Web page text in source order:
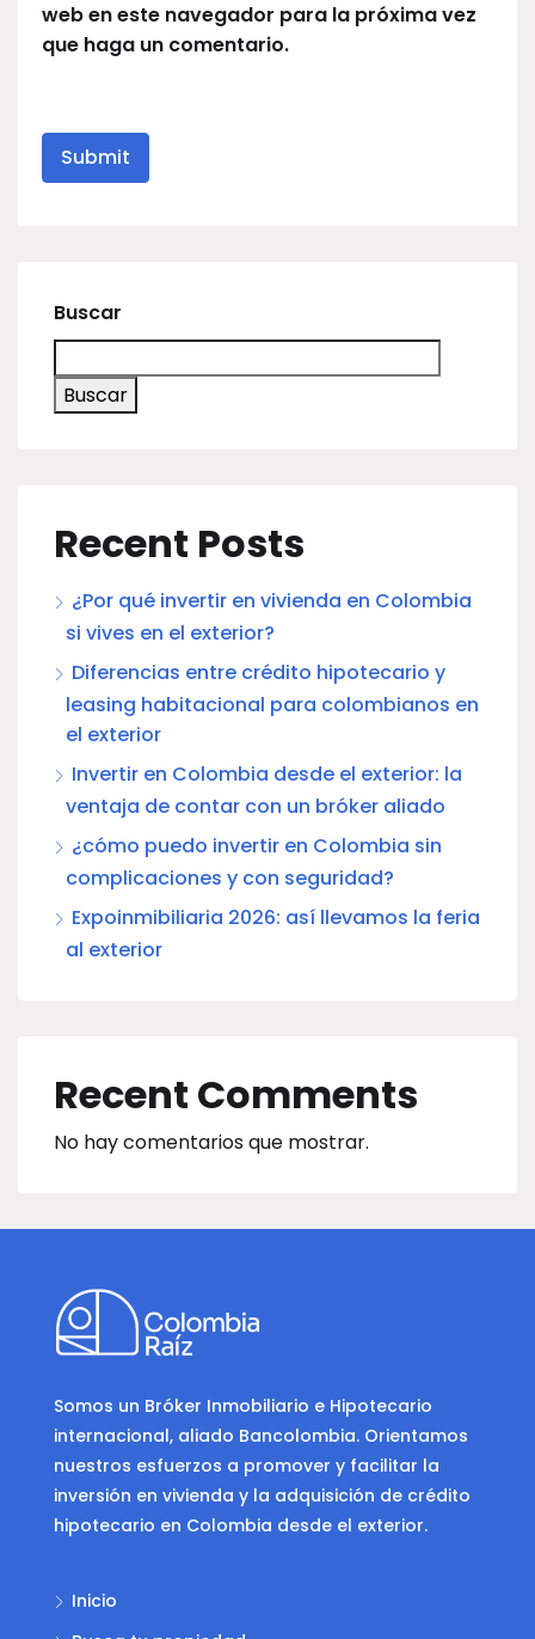
web en este navegador para la próxima vez
que haga un comentario.
Buscar
Buscar
Recent Posts
¿Por qué invertir en vivienda en Colombia
si vives en el exterior?
Diferencias entre crédito hipotecario y
leasing habitacional para colombianos en
el exterior
Invertir en Colombia desde el exterior: la
ventaja de contar con un bróker aliado
¿cómo puedo invertir en Colombia sin
complicaciones y con seguridad?
Expoinmibiliaria 2026: así llevamos la feria
al exterior
Recent Comments
No hay comentarios que mostrar.
Somos un Bróker Inmobiliario e Hipotecario
internacional, aliado Bancolombia. Orientamos
nuestros esfuerzos a promover y facilitar la
inversión en vivienda y la adquisición de crédito
hipotecario en Colombia desde el exterior.
Inicio